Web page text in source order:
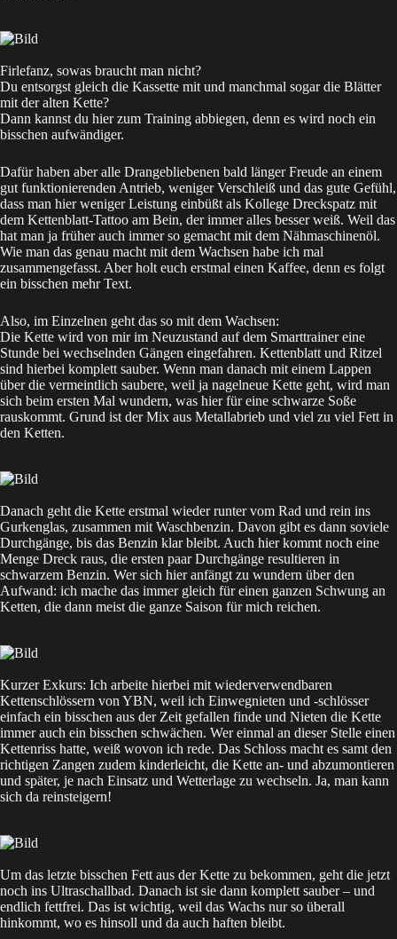
Firlefanz, sowas braucht man nicht?
Du entsorgst gleich die Kassette mit und manchmal sogar die Blätter
mit der alten Kette?
Dann kannst du hier zum Training abbiegen, denn es wird noch ein
bisschen aufwändiger.
Dafür haben aber alle Drangebliebenen bald länger Freude an einem
gut funktionierenden Antrieb, weniger Verschleiß und das gute Gefühl,
dass man hier weniger Leistung einbüßt als Kollege Dreckspatz mit
dem Kettenblatt-Tattoo am Bein, der immer alles besser weiß. Weil das
hat man ja früher auch immer so gemacht mit dem Nähmaschinenöl.
Wie man das genau macht mit dem Wachsen habe ich mal
zusammengefasst. Aber holt euch erstmal einen Kaffee, denn es folgt
ein bisschen mehr Text.
Also, im Einzelnen geht das so mit dem Wachsen:
Die Kette wird von mir im Neuzustand auf dem Smarttrainer eine
Stunde bei wechselnden Gängen eingefahren. Kettenblatt und Ritzel
sind hierbei komplett sauber. Wenn man danach mit einem Lappen
über die vermeintlich saubere, weil ja nagelneue Kette geht, wird man
sich beim ersten Mal wundern, was hier für eine schwarze Soße
rauskommt. Grund ist der Mix aus Metallabrieb und viel zu viel Fett in
den Ketten.
Danach geht die Kette erstmal wieder runter vom Rad und rein ins
Gurkenglas, zusammen mit Waschbenzin. Davon gibt es dann soviele
Durchgänge, bis das Benzin klar bleibt. Auch hier kommt noch eine
Menge Dreck raus, die ersten paar Durchgänge resultieren in
schwarzem Benzin. Wer sich hier anfängt zu wundern über den
Aufwand: ich mache das immer gleich für einen ganzen Schwung an
Ketten, die dann meist die ganze Saison für mich reichen.
Kurzer Exkurs: Ich arbeite hierbei mit wiederverwendbaren
Kettenschlössern von YBN, weil ich Einwegnieten und -schlösser
einfach ein bisschen aus der Zeit gefallen finde und Nieten die Kette
immer auch ein bisschen schwächen. Wer einmal an dieser Stelle einen
Kettenriss hatte, weiß wovon ich rede. Das Schloss macht es samt den
richtigen Zangen zudem kinderleicht, die Kette an- und abzumontieren
und später, je nach Einsatz und Wetterlage zu wechseln. Ja, man kann
sich da reinsteigern!
Um das letzte bisschen Fett aus der Kette zu bekommen, geht die jetzt
noch ins Ultraschallbad. Danach ist sie dann komplett sauber – und
endlich fettfrei. Das ist wichtig, weil das Wachs nur so überall
hinkommt, wo es hinsoll und da auch haften bleibt.